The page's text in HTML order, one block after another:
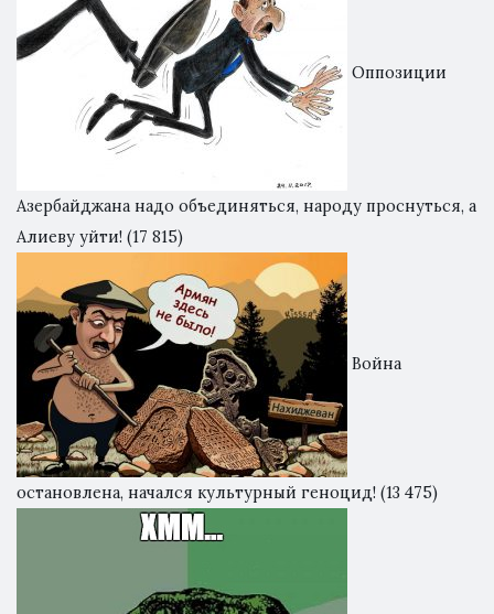
Оппозиции
Азербайджана надо объединяться, народу проснуться, а
Алиеву уйти! (17 815)
Война
остановлена, начался культурный геноцид! (13 475)